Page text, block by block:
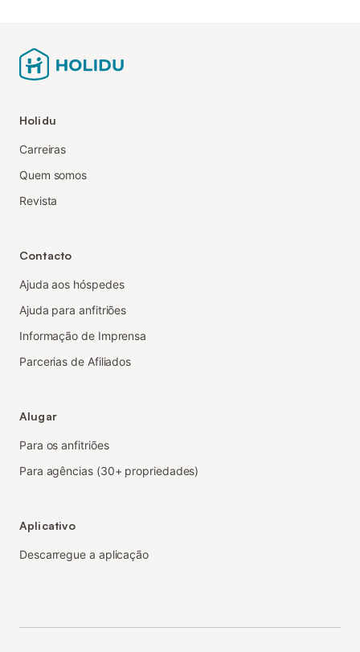
Holidu
Carreiras
Quem somos
Revista
Contacto
Ajuda aos hóspedes
Ajuda para anfitriões
Informação de Imprensa
Parcerias de Afiliados
Alugar
Para os anfitriões
Para agências (30+ propriedades)
Aplicativo
Descarregue a aplicação